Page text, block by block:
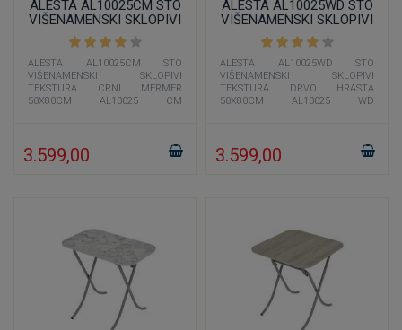
ALESTA AL10025CM STO
VIŠENAMENSKI SKLOPIVI
TEKSTURA CRNI MERMER
50X80CM
ALESTA AL10025CM STO
VIŠENAMENSKI SKLOPIVI
TEKSTURA CRNI MERMER
50X80CM AL10025 CM
3.599,00
ALESTA AL10025WD STO
VIŠENAMENSKI SKLOPIVI
TEKSTURA DRVO HRASTA
50X80CM
ALESTA AL10025WD STO
VIŠENAMENSKI SKLOPIVI
TEKSTURA DRVO HRASTA
50X80CM AL10025 WD
3.599,00